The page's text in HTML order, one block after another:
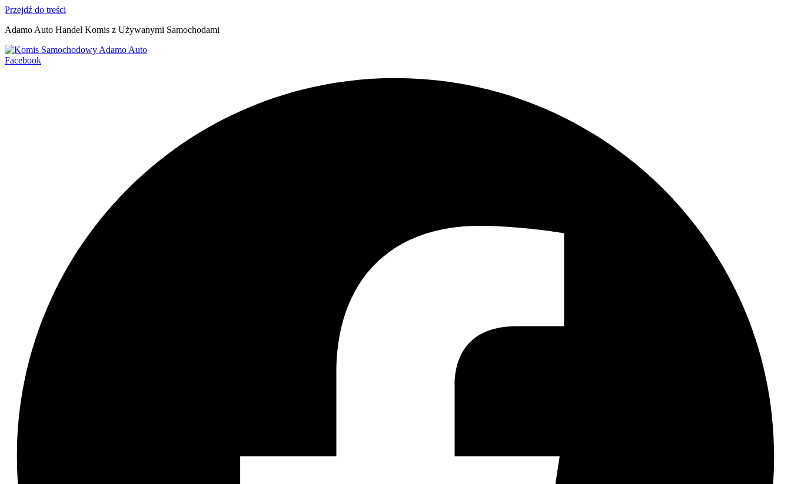
Przejdź do treści
Adamo Auto Handel Komis z Używanymi Samochodami
Facebook